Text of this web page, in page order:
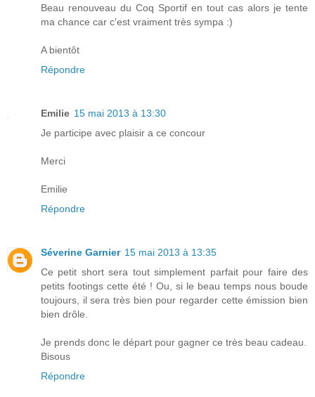
Beau renouveau du Coq Sportif en tout cas alors je tente
ma chance car c'est vraiment très sympa :)
A bientôt
Répondre
Emilie 15 mai 2013 à 13:30
Je participe avec plaisir a ce concour
Merci
Emilie
Répondre
Séverine Garnier 15 mai 2013 à 13:35
Ce petit short sera tout simplement parfait pour faire des
petits footings cette été ! Ou, si le beau temps nous boude
toujours, il sera très bien pour regarder cette émission bien
bien drôle.
Je prends donc le départ pour gagner ce très beau cadeau.
Bisous
Répondre